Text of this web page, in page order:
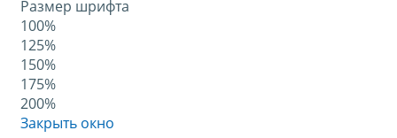
Размер шрифта
100%
125%
150%
175%
200%
Закрыть окно